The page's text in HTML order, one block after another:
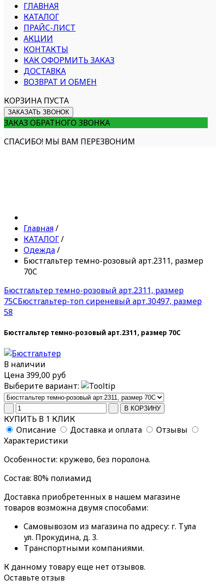
ГЛАВНАЯ
КАТАЛОГ
ПРАЙС-ЛИСТ
АКЦИИ
КОНТАКТЫ
КАК ОФОРМИТЬ ЗАКАЗ
ДОСТАВКА
ВОЗВРАТ И ОБМЕН
КОРЗИНА ПУСТА
ЗАКАЗАТЬ ЗВОНОК
ЗАКАЗ ОБРАТНОГО ЗВОНКА
СПАСИБО! МЫ ВАМ ПЕРЕЗВОНИМ
Главная/
КАТАЛОГ/
Одежда/
Бюстгальтер темно-розовый арт.2311, размер
70C
Бюстгальтер темно-розовый арт.2311, размер
75CБюстгальтер-топ сиреневый арт.30497, размер
58
Бюстгальтер темно-розовый арт.2311, размер 70C
В наличии
Цена 399,00 руб
Выберите вариант:
КУПИТЬ В 1 КЛИК
Описание
Доставка и оплата
Отзывы
Характеристики
Особенности: кружево, без поролона.
Состав: 80% полиамид
Доставка приобретенных в нашем магазине
товаров возможна двумя способами:
Самовывозом из магазина по адресу: г. Тула
ул. Прокудина, д. 3.
Транспортными компаниями.
К данному товару еще нет отзывов.
Оставьте отзыв